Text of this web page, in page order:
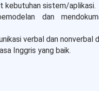
kebutuhan sistem/aplikasi.
dan
verbal dan nonverbal
Inggris yang baik.